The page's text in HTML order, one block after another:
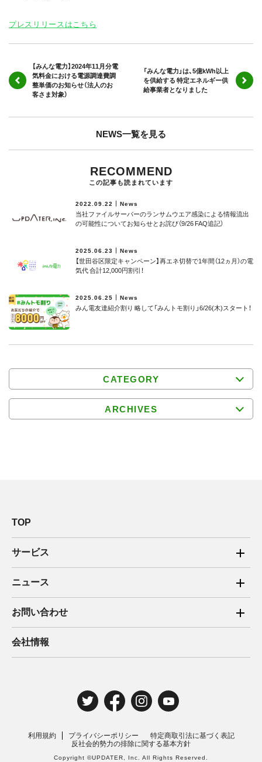
プレスリリースはこちら
【みんな電力】2024年11月分電
気料金における電源調達費調
整単価のお知らせ（法人のお
客さま対象）
「みんな電力」は、5億kWh以上
を供給する 特定エネルギー供
給事業者となりました
NEWS一覧を見る
RECOMMEND
この記事も読まれています
2022.09.22 News
当社ファイルサーバーのランサムウエア感染による情報流出
の可能性についてお知らせとお詫び（9/26 FAQ追記）
2025.06.23 News
【世田谷区限定キャンペーン】再エネ切替で1年間（12ヵ月）の電
気代 合計12,000円割引！
2025.06.25 News
みん電友達紹介割り 略して「みんトモ割り」6/26(木)スタート！
CATEGORY
ARCHIVES
TOP
サービス
ご家庭向け電力サービス
法人向け脱炭素サービス
住宅用太陽光売電 卒FIT
ニュース
2025年
2024年
2019年
お問い合わせ
ご家庭向け電力サービス・卒FIT電気の売電
法人向け脱炭素サービス・新電力向けサービス
電気工事のお申込み
会社情報
利用規約 プライバシーポリシー
特定商取引法に基づく表記
反社会的勢力の排除に関する基本方針
Copyright ©UPDATER, Inc. All Rights Reserved.